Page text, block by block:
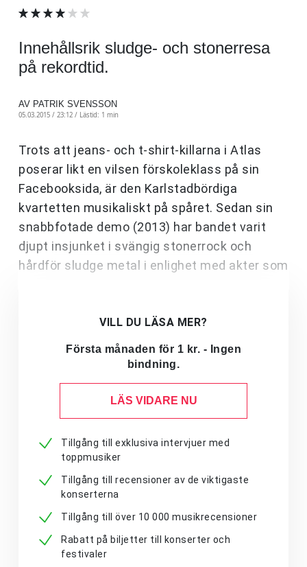
Innehållsrik sludge- och stonerresa
på rekordtid.
AV PATRIK SVENSSON
05.03.2015 / 23:12 / Lästid: 1 min
Trots att jeans- och t-shirt-killarna i Atlas
poserar likt en vilsen förskoleklass på sin
Facebooksida, är den Karlstadbördiga
kvartetten musikaliskt på spåret. Sedan sin
snabbfotade demo (2013) har bandet varit
djupt insjunket i svängig stonerrock och
hårdför sludge metal i enlighet med akter som
VILL DU LÄSA MER?
Första månaden för 1 kr. - Ingen
bindning.
LÄS VIDARE NU
Tillgång till exklusiva intervjuer med
toppmusiker
Tillgång till recensioner av de viktigaste
konserterna
Tillgång till över 10 000 musikrecensioner
Rabatt på biljetter till konserter och
festivaler